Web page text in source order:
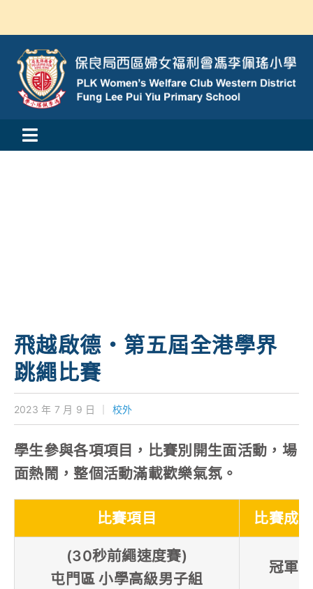
content
Toggle
我們的成就
對外聯繫
聯絡我們
飛越啟德・第五屆全港學界
跳繩比賽
2023 年 7 月 9 日 校外
學生參與各項項目，比賽別開生面活動，場
面熱鬧，整個活動滿載歡樂氣氛。
比賽項目 比賽成績
(30秒前繩速度賽)
屯門區 小學高級男子組
冠軍